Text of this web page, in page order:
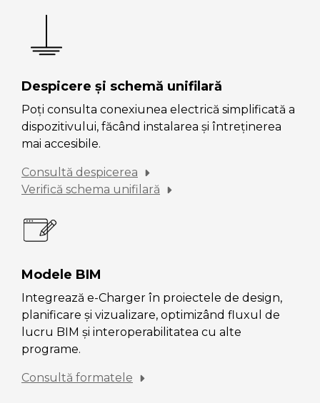
Despicere și schemă unifilară
Poți consulta conexiunea electrică simplificată a
dispozitivului, făcând instalarea și întreținerea
mai accesibile.
Consultă despicerea
Verifică schema unifilară
Modele BIM
Integrează e-Charger în proiectele de design,
planificare și vizualizare, optimizând fluxul de
lucru BIM și interoperabilitatea cu alte
programe.
Consultă formatele